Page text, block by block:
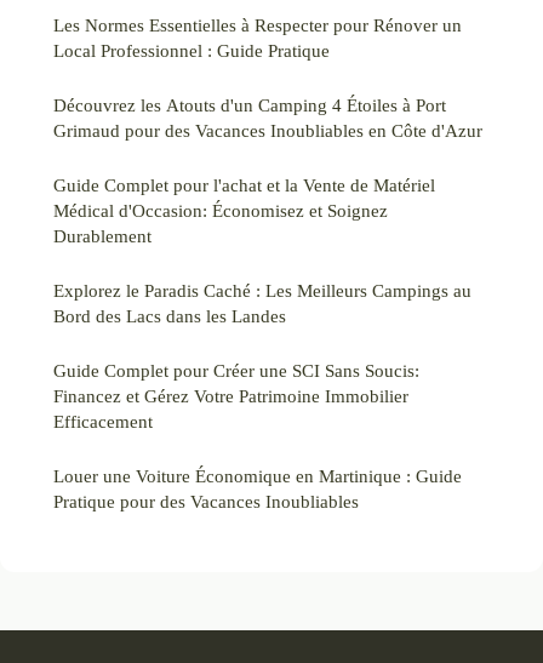
Les Normes Essentielles à Respecter pour Rénover un
Local Professionnel : Guide Pratique
Découvrez les Atouts d'un Camping 4 Étoiles à Port
Grimaud pour des Vacances Inoubliables en Côte d'Azur
Guide Complet pour l'achat et la Vente de Matériel
Médical d'Occasion: Économisez et Soignez
Durablement
Explorez le Paradis Caché : Les Meilleurs Campings au
Bord des Lacs dans les Landes
Guide Complet pour Créer une SCI Sans Soucis:
Financez et Gérez Votre Patrimoine Immobilier
Efficacement
Louer une Voiture Économique en Martinique : Guide
Pratique pour des Vacances Inoubliables